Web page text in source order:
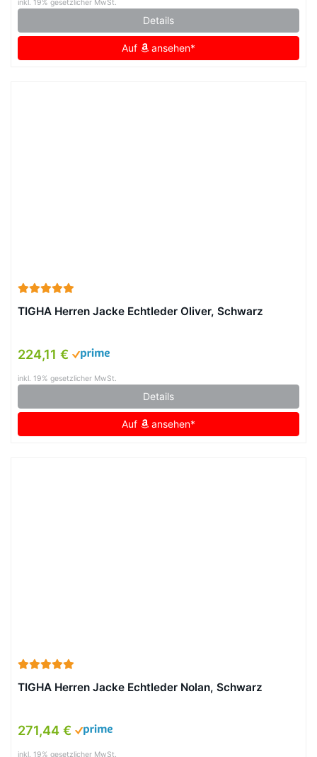
inkl. 19% gesetzlicher MwSt.
Details
Auf ansehen*
TIGHA Herren Jacke Echtleder Oliver, Schwarz
224,11 €
inkl. 19% gesetzlicher MwSt.
Details
Auf ansehen*
TIGHA Herren Jacke Echtleder Nolan, Schwarz
271,44 €
inkl. 19% gesetzlicher MwSt.